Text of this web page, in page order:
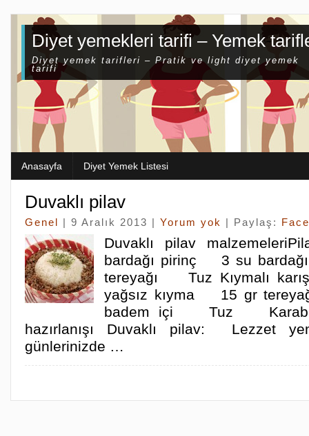
Diyet yemekleri tarifi – Yemek
Diyet yemek tarifleri – Pratik ve light diyet yemek
tarifi
Anasayfa Diyet Yemek Listesi
Duvaklı pilav
Genel | 9 Aralık 2013 | Yorum yok | Paylaş:
Duvaklı pilav
bardağı pirinç 3 su
tereyağı Tuz Kıymalı
yağsız kıyma 15 gr
badem içi Tuz
hazırlanışı Duvaklı pilav: Lezzet
günlerinizde …